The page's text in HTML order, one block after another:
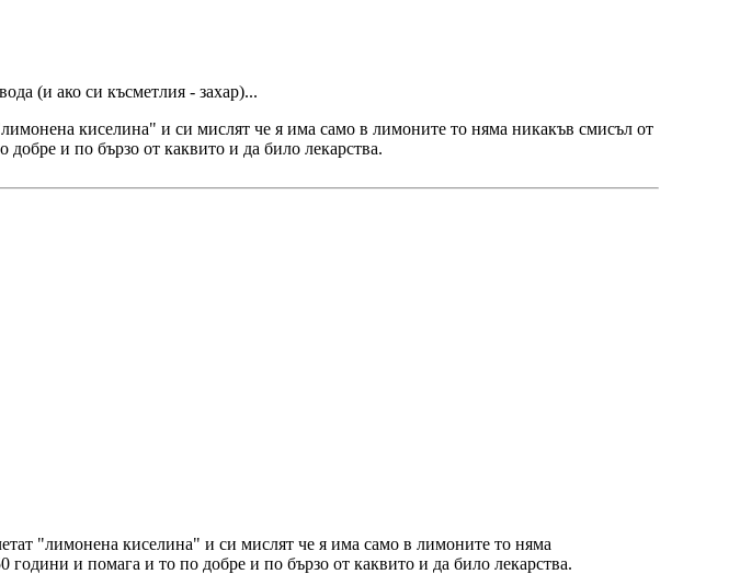
(и ако си късметлия - захар)...
киселина" и си мислят че я има само в лимоните то няма никакъв смисъл от
и по бързо от каквито и да било лекарства.
"лимонена киселина" и си мислят че я има само в лимоните то няма
и помага и то по добре и по бързо от каквито и да било лекарства.